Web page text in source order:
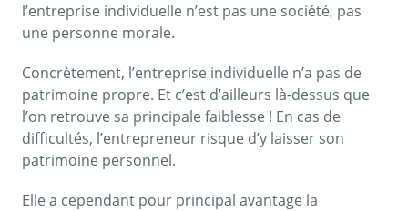
l’entreprise individuelle n’est pas une société, pas
une personne morale.
Concrètement, l’entreprise individuelle n’a pas de
patrimoine propre. Et c’est d’ailleurs là-dessus que
l’on retrouve sa principale faiblesse ! En cas de
difficultés, l’entrepreneur risque d’y laisser son
patrimoine personnel.
Elle a cependant pour principal avantage la